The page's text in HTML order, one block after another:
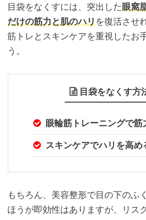
目袋をなくすには、突出した眼窩
だけの筋力と肌のハリを復活させ
筋トレとスキンケアを重視したお
う。
目袋をなくす方
眼輪筋トレーニングで筋
スキンケアでハリを高め
もちろん、美容整形で目の下のふ
ほうが即効性はありますが、リス